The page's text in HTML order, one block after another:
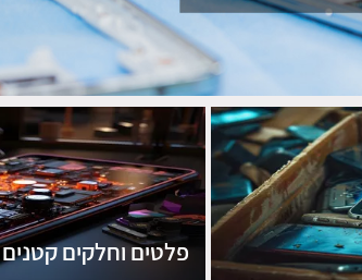
פלטים וחלקים קטנים